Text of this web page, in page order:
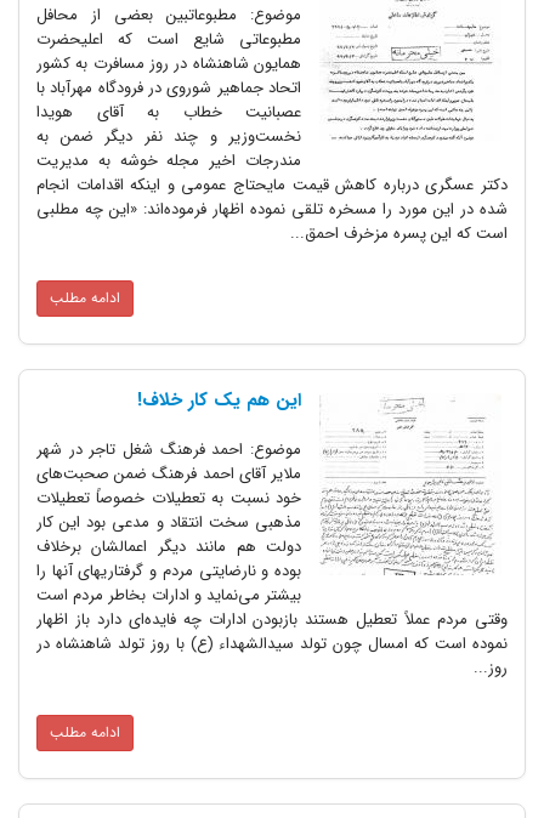
موضوع: مطبوعاتبین بعضی از محافل
مطبوعاتی شایع است که اعلیحضرت
همایون شاهنشاه در روز مسافرت به کشور
اتحاد جماهیر شوروی در فرودگاه مهرآباد با
عصبانیت خطاب به آقای هویدا
نخست‌وزیر و چند نفر دیگر ضمن به
مندرجات اخیر مجله خوشه به مدیریت
دکتر عسگری درباره کاهش قیمت مایحتاج عمومی و اینکه اقدامات انجام
شده در این مورد را مسخره تلقی نموده اظهار فرموده‌اند: «این چه مطلبی
است که این پسره مزخرف احمق...
ادامه مطلب
این هم یک کار خلاف!
موضوع: احمد فرهنگ شغل تاجر در شهر
ملایر آقای احمد فرهنگ ضمن صحبت‌های
خود نسبت به تعطیلات خصوصاً تعطیلات
مذهبی سخت انتقاد و مدعی بود این کار
دولت هم مانند دیگر اعمالشان برخلاف
بوده و نارضایتی مردم و گرفتاریهای آنها را
بیشتر می‌نماید و ادارات بخاطر مردم است
وقتی مردم عملاً تعطیل هستند بازبودن ادارات چه فایده‌ای دارد باز اظهار
نموده است که امسال چون تولد سیدالشهداء (ع) با روز تولد شاهنشاه در
روز...
ادامه مطلب